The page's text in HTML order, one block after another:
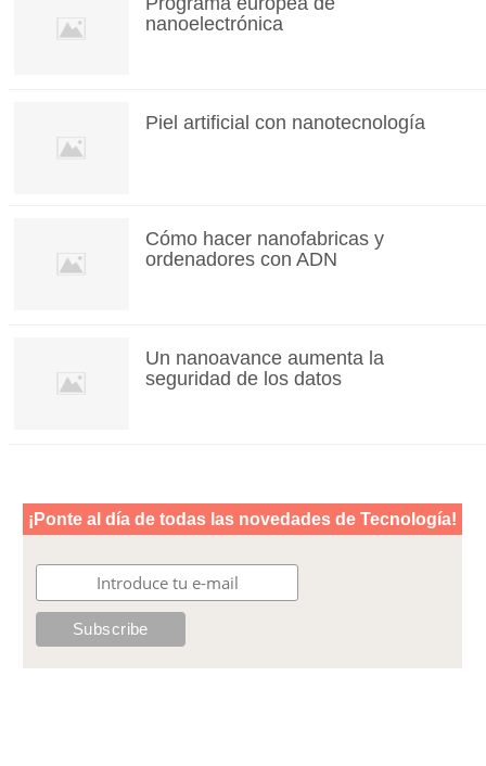
nanoelectrónica
Piel artificial con nanotecnología
Cómo hacer nanofabricas y
ordenadores con ADN
Un nanoavance aumenta la
seguridad de los datos